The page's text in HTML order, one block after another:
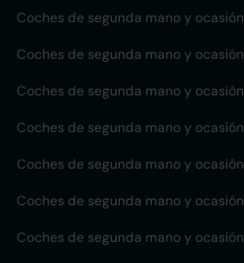
Coches de segunda mano y ocasión
Coches de segunda mano y ocasión
Coches de segunda mano y ocasión
Coches de segunda mano y ocasión
Coches de segunda mano y ocasión
Coches de segunda mano y ocasión
Coches de segunda mano y ocasión